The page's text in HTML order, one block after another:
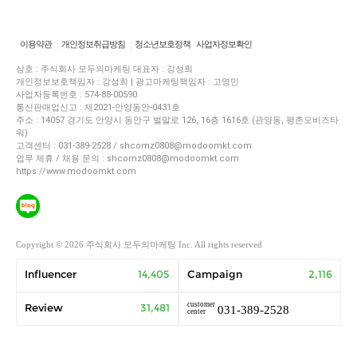
이용약관 개인정보취급방침 청소년보호정책 사업자정보확인
상호 : 주식회사 모두의마케팅 대표자 : 강성희
개인정보보호책임자 : 강성희 | 광고마케팅책임자 : 고영민
사업자등록번호 : 574-88-00590
통신판매업신고 : 제2021-안양동안-0431호
주소 : 14057 경기도 안양시 동안구 벌말로 126, 16층 1616호 (관양동, 평촌오비즈타
워)
고객센터 : 031-389-2528 / shcomz0808@modoomkt.com
업무 제휴 / 채용 문의 : shcomz0808@modoomkt.com
https://www.modoomkt.com
Copyright © 2026 주식회사 모두의마케팅 Inc. All rights reserved
Influencer 14,405 Campaign 2,116
Review 31,481
customer
center
031-389-2528